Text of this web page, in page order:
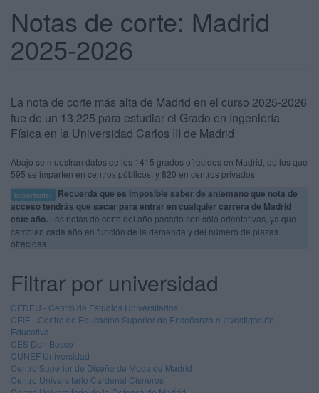
Notas de corte: Madrid
2025-2026
La nota de corte más alta de Madrid en el curso 2025-2026
fue de un 13,225 para estudiar el Grado en Ingeniería
Física en la Universidad Carlos III de Madrid
Abajo se muestran datos de los 1415 grados ofrecidos en Madrid, de los que
595 se imparten en centros públicos, y 820 en centros privados
Importante:
Recuerda que es imposible saber de antemano qué nota de
acceso tendrás que sacar para entrar en cualquier carrera de Madrid
este año. Las notas de corte del año pasado son sólo orientativas, ya que
cambian cada año en función de la demanda y del número de plazas
ofrecidas
Filtrar por universidad
CEDEU - Centro de Estudios Universitarios
CEIE - Centro de Educación Superior de Enseñanza e Investigación
Educativa
CES Don Bosco
CUNEF Universidad
Centro Superior de Diseño de Moda de Madrid
Centro Universitario Cardenal Cisneros